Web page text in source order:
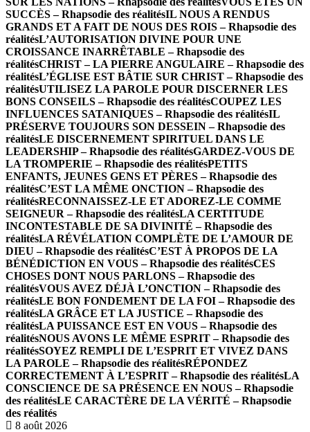
SUCCÈS – Rhapsodie des réalitésIL NOUS A RENDUS
GRANDS ET A FAIT DE NOUS DES ROIS – Rhapsodie des
réalitésL’AUTORISATION DIVINE POUR UNE
CROISSANCE INARRÊTABLE – Rhapsodie des
réalitésCHRIST – LA PIERRE ANGULAIRE – Rhapsodie des
réalitésL’ÉGLISE EST BÂTIE SUR CHRIST – Rhapsodie des
réalitésUTILISEZ LA PAROLE POUR DISCERNER LES
BONS CONSEILS – Rhapsodie des réalitésCOUPEZ LES
INFLUENCES SATANIQUES – Rhapsodie des réalitésIL
PRÉSERVE TOUJOURS SON DESSEIN – Rhapsodie des
réalitésLE DISCERNEMENT SPIRITUEL DANS LE
LEADERSHIP – Rhapsodie des réalitésGARDEZ-VOUS DE
LA TROMPERIE – Rhapsodie des réalitésPETITS
ENFANTS, JEUNES GENS ET PÈRES – Rhapsodie des
réalitésC’EST LA MÊME ONCTION – Rhapsodie des
réalitésRECONNAISSEZ-LE ET ADOREZ-LE COMME
SEIGNEUR – Rhapsodie des réalitésLA CERTITUDE
INCONTESTABLE DE SA DIVINITÉ – Rhapsodie des
réalitésLA RÉVÉLATION COMPLÈTE DE L’AMOUR DE
DIEU – Rhapsodie des réalitésC’EST À PROPOS DE LA
BÉNÉDICTION EN VOUS – Rhapsodie des réalitésCES
CHOSES DONT NOUS PARLONS – Rhapsodie des
réalitésVOUS AVEZ DÉJÀ L’ONCTION – Rhapsodie des
réalitésLE BON FONDEMENT DE LA FOI – Rhapsodie des
réalitésLA GRÂCE ET LA JUSTICE – Rhapsodie des
réalitésLA PUISSANCE EST EN VOUS – Rhapsodie des
réalitésNOUS AVONS LE MÊME ESPRIT – Rhapsodie des
réalitésSOYEZ REMPLI DE L’ESPRIT ET VIVEZ DANS
LA PAROLE – Rhapsodie des réalitésRÉPONDEZ
CORRECTEMENT À L’ESPRIT – Rhapsodie des réalitésLA
CONSCIENCE DE SA PRÉSENCE EN NOUS – Rhapsodie
des réalitésLE CARACTÈRE DE LA VÉRITÉ – Rhapsodie
des réalités
8 août 2026